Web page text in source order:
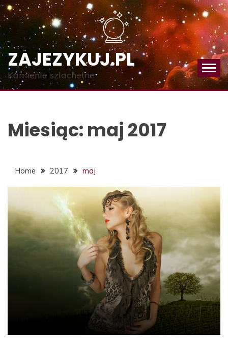
Skip
to
content
ZAJEZYKUJ.PL
Kamienie szlachetne
Miesiąc: maj 2017
Home 2017 maj